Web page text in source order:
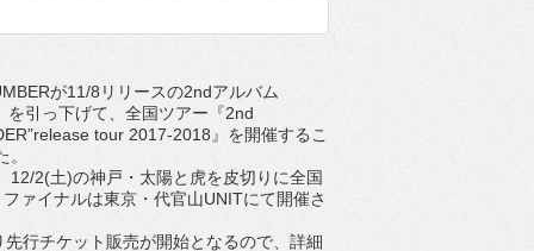
が11/8リリースの2ndアルバム
を引っ下げて、全国ツアー『2nd
tour 2017-2018』を開催するこ
2(土)の神戸・太陽と虎を皮切りに全国
ァイナルは東京・代官山UNITにて開催さ
行チケット販売が開始となるので、詳細